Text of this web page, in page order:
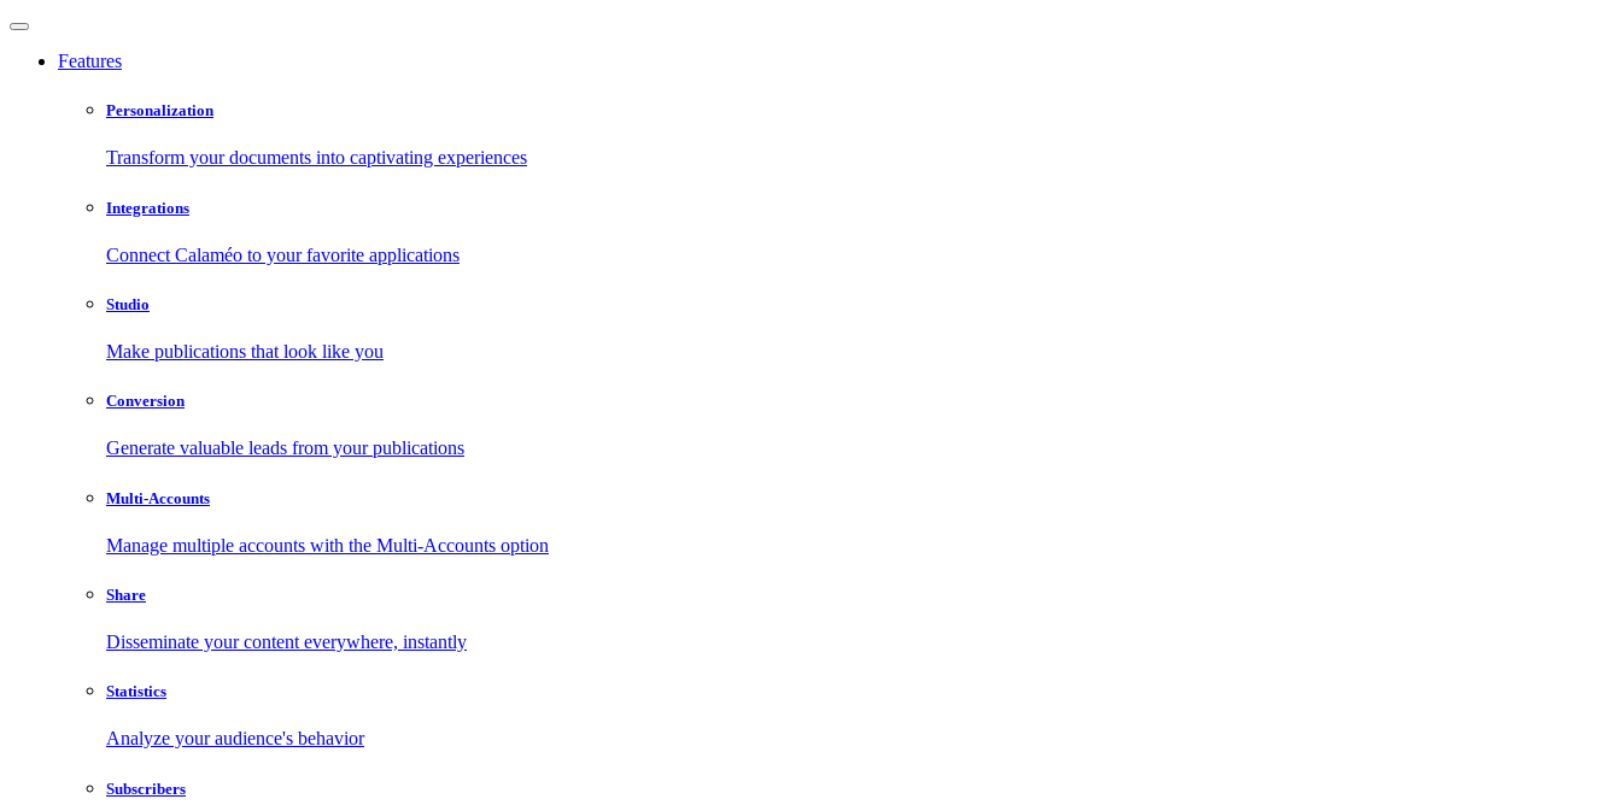
Features
Personalization
Transform your documents into captivating experiences
Integrations
Connect Calaméo to your favorite applications
Studio
Make publications that look like you
Conversion
Generate valuable leads from your publications
Multi-Accounts
Manage multiple accounts with the Multi-Accounts option
Share
Disseminate your content everywhere, instantly
Statistics
Analyze your audience's behavior
Subscribers